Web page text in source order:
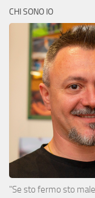
CHI SONO IO
"Se sto fermo sto